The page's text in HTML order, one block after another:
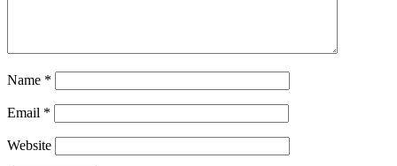
Name *
Email *
Website